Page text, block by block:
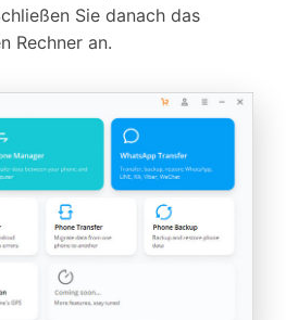
Sie danach das
Rechner an.